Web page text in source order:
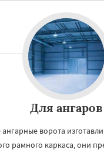
Для ангаров
ворота
рамного каркаса, они